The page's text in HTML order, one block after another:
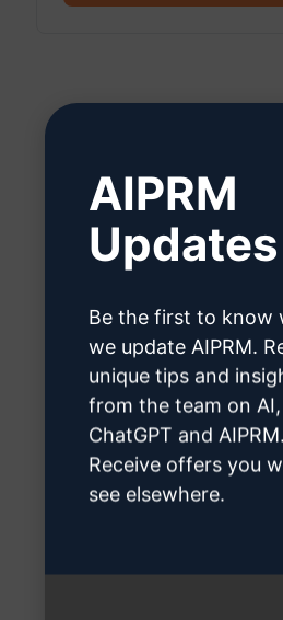
Klik
Stap
AIPRM
Updates
Be the first to know
we update AIPRM.
unique tips and
from the team on AI,
ChatGPT and AIPRM.
Receive offers you
see elsewhere.